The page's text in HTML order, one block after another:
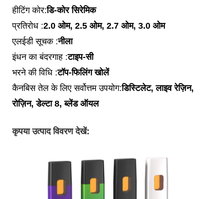
हीटिंग कोर:डि-कोर सिरेमिक
प्रतिरोध :2.0 ओम, 2.5 ओम, 2.7 ओम, 3.0 ओम
एलईडी सूचक :नीला
इंधन का बंदरगाह :टाइप-सी
भरने की विधि :टॉप-फिलिंग खोलें
कैनबिस तेल के लिए सर्वोत्तम उपयोग:डिस्टिलेट, लाइव रेज़िन,
रोज़िन, डेल्टा 8, ब्लेंड ऑयल
कृपया उत्पाद विवरण देखें: